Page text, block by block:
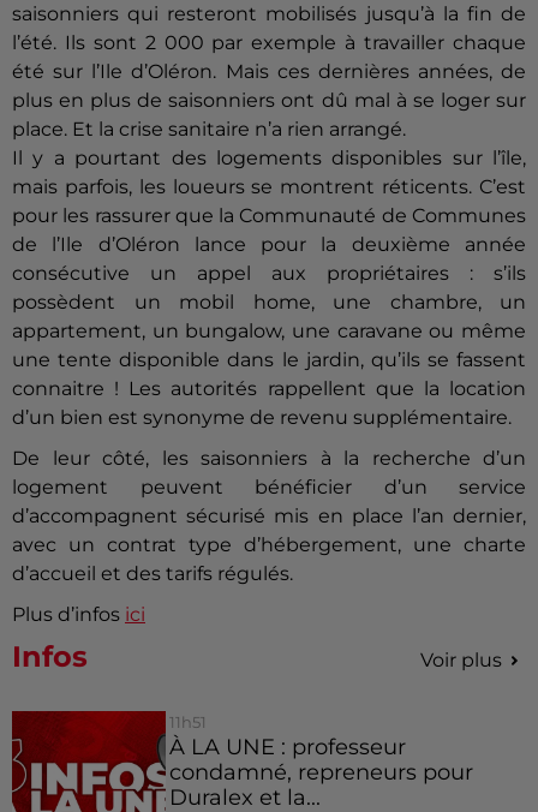
saisonniers qui resteront mobilisés jusqu’à la fin de
l’été. Ils sont 2 000 par exemple à travailler chaque
été sur l’Ile d’Oléron. Mais ces dernières années, de
plus en plus de saisonniers ont dû mal à se loger sur
place. Et la crise sanitaire n’a rien arrangé.
Il y a pourtant des logements disponibles sur l’île,
mais parfois, les loueurs se montrent réticents. C’est
pour les rassurer que la Communauté de Communes
de l’Ile d’Oléron lance pour la deuxième année
consécutive un appel aux propriétaires : s’ils
possèdent un mobil home, une chambre, un
appartement, un bungalow, une caravane ou même
une tente disponible dans le jardin, qu’ils se fassent
connaitre ! Les autorités rappellent que la location
d’un bien est synonyme de revenu supplémentaire.
De leur côté, les saisonniers à la recherche d’un
logement peuvent bénéficier d’un service
d’accompagnent sécurisé mis en place l’an dernier,
avec un contrat type d’hébergement, une charte
d’accueil et des tarifs régulés.
Plus d’infos ici
Infos Voir plus
11h51
À LA UNE : professeur
condamné, repreneurs pour
Duralex et la...